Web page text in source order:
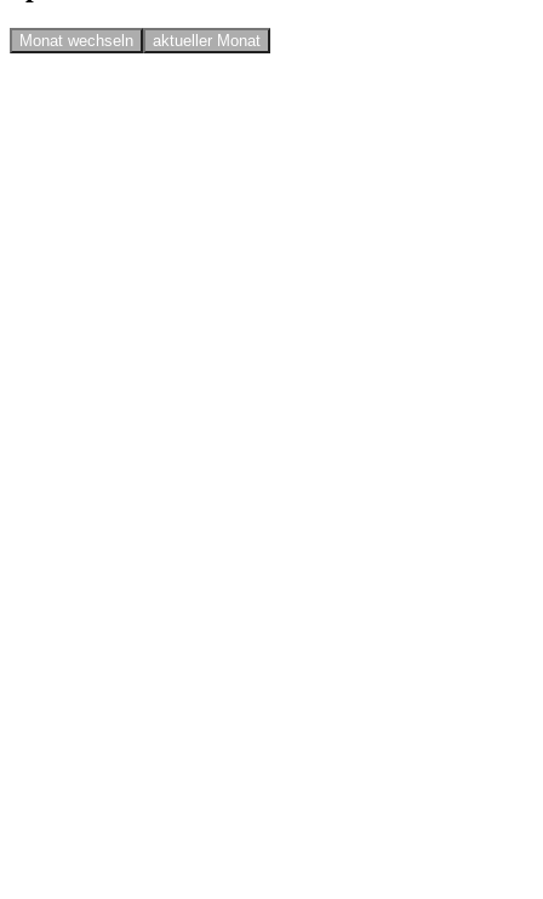
Monat wechseln aktueller Monat